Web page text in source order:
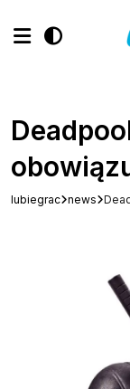
lubiegrac news